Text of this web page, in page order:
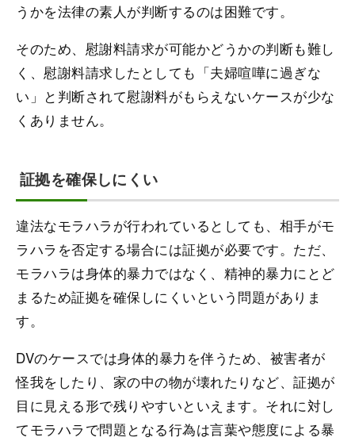
うかを法律の素人が判断するのは困難です。
そのため、慰謝料請求が可能かどうかの判断も難し
く、慰謝料請求したとしても「夫婦喧嘩に過ぎな
い」と判断されて慰謝料がもらえないケースが少な
くありません。
証拠を確保しにくい
違法なモラハラが行われているとしても、相手がモ
ラハラを否定する場合には証拠が必要です。ただ、
モラハラは身体的暴力ではなく、精神的暴力にとど
まるため証拠を確保しにくいという問題がありま
す。
DVのケースでは身体的暴力を伴うため、被害者が
怪我をしたり、家の中の物が壊れたりなど、証拠が
目に見える形で残りやすいといえます。それに対し
てモラハラで問題となる行為は言葉や態度による暴